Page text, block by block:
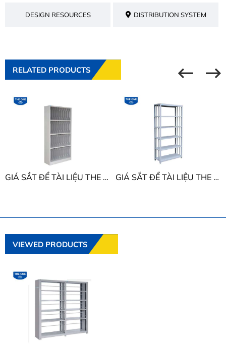
DESIGN RESOURCES DISTRIBUTION SYSTEM
RELATED PRODUCTS
GIÁ SẮT ĐỂ TÀI LIỆU THE ONE GS3 GIÁ SẮT ĐỂ TÀI LIỆU THE ONE GS1A
VIEWED PRODUCTS